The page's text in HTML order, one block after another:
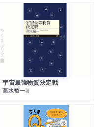
ちくまプリマー新書
宇宙最強物質決定戦
高水裕一著